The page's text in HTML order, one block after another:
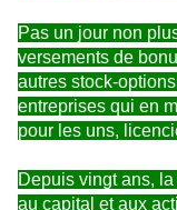
Pas un jour non
versements de
autres stock-
entreprises qui en
pour les uns,
Depuis vingt ans,
au capital et aux